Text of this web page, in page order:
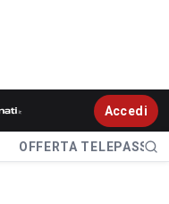
Accedi
OFFERTA TELEPASS